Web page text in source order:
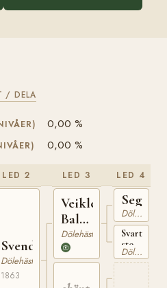
/ DELA
0,00 %
0,00 %
LED 2
Svendsrudhingsten
Dölehäst
1863
LED 3
Veikle
Balder
N 4
Dölehäst
LED 4
Dölehäst
Svart
sto
född
på
Korsvoll
Dölehäst